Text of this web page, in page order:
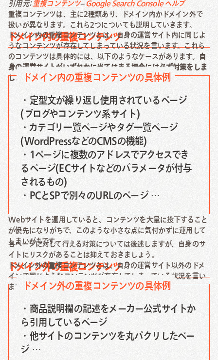
引用元:重複コンテンツ–Google Search Console ヘルプ
重複コンテンツは、主に2種類あり、ドメイン内かドメイン外で
扱いが異なります。これら2つについても説明していきます。
ドメイン内の重複コンテンツ
ドメイン内の重複コンテンツとは、自身の運営サイト内に同じよ
うなコンテンツが存在してしまっている状況を言います。これら
のコンテンツは具体的には、以下のようなケースがあります。
自
身の運営サイトがいずれかに当てはまる場合には必ず対策をしま
しょう。ドメイン内の重複コンテンツの具体例
・定型文が繰り返し使用されているページ
(ブログやコンテンツ系サイト)
・カテゴリ一覧ページやタグ一覧ページ
(WordPressなどのCMSの機能)
・1ページに複数のアドレスでアクセスでき
るページ(ECサイトなどのパラメータが付与
されるもの)
・PCとSPで別々のURLのページ …
Webサイトを運用していると、コンテンツを大量に投下すること
が優先になりがちで、このような小さな点に気付かずに運用して
しまいがちです。
各ページに対して行える対策については後述しますが、自身のサ
イトにリスクがあることは抑えておきましょう。
ドメイン外の重複コンテンツ
ドメイン外の重複コンテンツとは、自身の運営サイト以外のドメ
インで同じようなコンテンツが存在してしまっている状況を言い
ます。ドメイン外の重複コンテンツの具体例
・商品説明欄の記述をメーカー公式サイトか
ら引用しているページ
・他サイトのコンテンツを丸パクリしたペー
ジ …